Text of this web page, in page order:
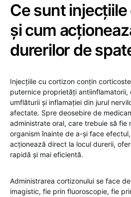
Ce sunt
și cum
durerilor de
Injecțiile cu cortizon conțin
puternice proprietăți antiinflamatorii,
umflăturii și inflamației din jurul
afectate. Spre deosebire de
administrate oral, care trebuie să fie
organism înainte de a-și face
acționează direct la locul durerii,
rapidă și mai eficientă.
Administrarea cortizonului se face
imagistic, fie prin fluoroscopie, fie